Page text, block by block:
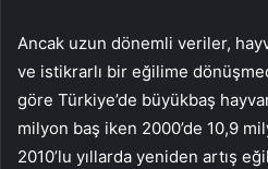
Ancak uzun dönemli veriler,
ve istikrarlı bir eğilime
göre Türkiye’de büyükbaş
milyon baş iken 2000’de 10,9
2010’lu yıllarda yeniden artış